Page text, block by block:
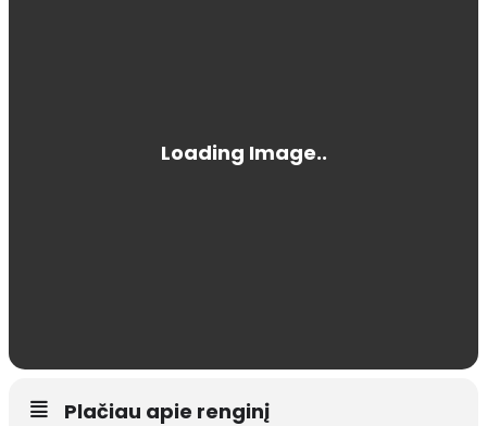
Plačiau apie renginį